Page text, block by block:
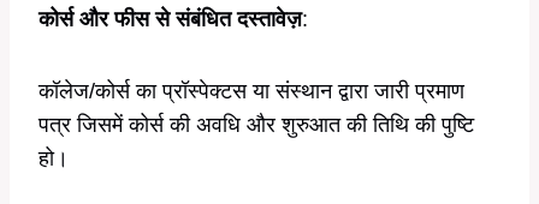
कोर्स और फीस से संबंधित दस्तावेज़:
कॉलेज/कोर्स का प्रॉस्पेक्टस या संस्थान द्वारा जारी प्रमाण
पत्र जिसमें कोर्स की अवधि और शुरुआत की तिथि की पुष्टि
हो।